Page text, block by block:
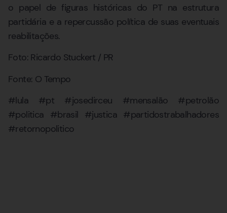
o papel de figuras históricas do PT na estrutura
partidária e a repercussão política de suas eventuais
reabilitações.
Foto: Ricardo Stuckert / PR
Fonte: O Tempo
#lula #pt #josedirceu #mensalão #petrolão
#politica #brasil #justica #partidostrabalhadores
#retornopolitico